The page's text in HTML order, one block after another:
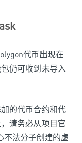
代币出现在
仍可收到未导入
的代币合约和代
请务必从项目官
不法分子创建的虚